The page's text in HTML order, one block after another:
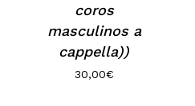
coros
masculinos a
cappella))
30,00€